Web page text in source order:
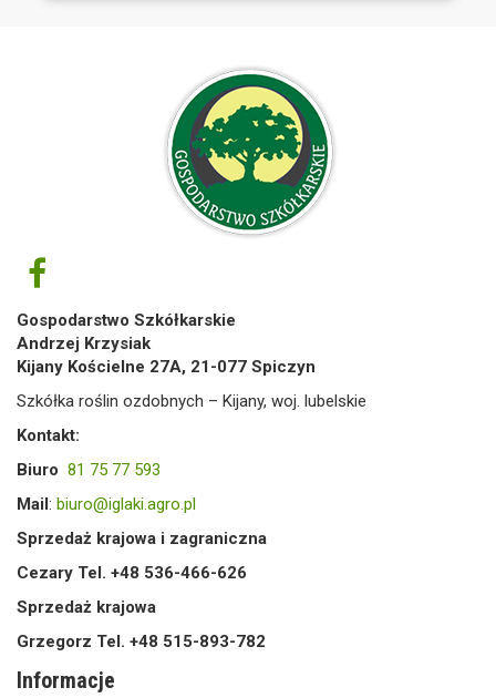
Gospodarstwo Szkółkarskie
Andrzej Krzysiak
Kijany Kościelne 27A, 21-077 Spiczyn
Szkółka roślin ozdobnych – Kijany, woj. lubelskie
Kontakt:
Biuro 81 75 77 593
Mail: biuro@iglaki.agro.pl
Sprzedaż krajowa i zagraniczna
Cezary Tel. +48 536-466-626
Sprzedaż krajowa
Grzegorz Tel. +48 515-893-782
Informacje